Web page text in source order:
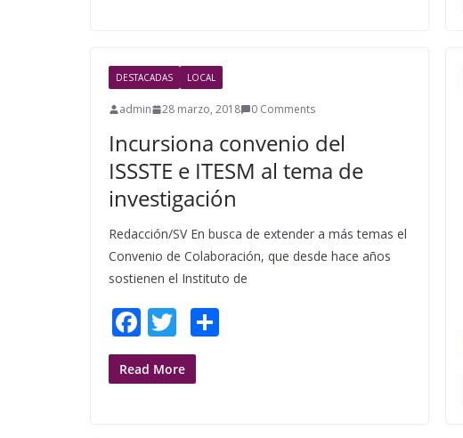
o
k
DESTACADAS LOCAL
admin 28 marzo, 2018 0 Comments
Incursiona convenio del
ISSSTE e ITESM al tema de
investigación
Redacción/SV En busca de extender a más temas el
Convenio de Colaboración, que desde hace años
sostienen el Instituto de
F
ac
e
T
w
itt
Read More